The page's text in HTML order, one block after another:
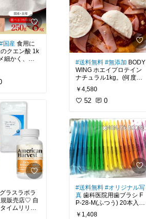
目的よりも、
境改善に使
す。
を与えてき
のですが、
あり、臭い
歯○病です
と次亜塩素
し始めまし
病の人なら
にほんの少
磨きをしま
、この乳酸
溶かし、全
行き渡らせ
す。
にしょっぱ
てしまうの
と乳酸菌で
#国産 食用に
クエン酸 1k
細かく、サ
ます。
風呂&掃除
のクエン酸
います。
て飲んでい
なくても溶
が掛かりま
医者いら
本がありま
ている人に
欲しいです
るかな？
ラスラボラ
規販売店♡ 自
イムリリー
ンC 1500m
数時間毎に飲むとより良
いです。
フレーバー付きは結構甘
いです。
でも、ノンフレーバーだ
けはやめた方が良いで
プロテインのノンフレー
バーを飲める人でも無理
だったりするのでいきな
ーバー付きでおやつ代わ
な？
おすすめは朝と夜です
が。
私は、一度に5～12gで、
日に6～7回飲んでます。
炭酸水に入れると美味し
いですよ。
因みに、プロテインやEA
A好きですが運動は大嫌
ん。
#送料無料 #無添加 BODY
WING ホエイプロテイン
ナチュラル1kg。(何度目
回はしばらく、いや、生
涯続けます。
ピ買いしました。
飲むだけでは飽きてくる
ので、卵と混ぜて1度焼
きピザ生地代わりにして
みました。焼く前なので
見た目悪いですが、大雑
把なもので、こんなもの
です。
中身ですが。
砂糖、合成甘味料、保存
料、着色料、香料、増粘
剤、消泡剤など一切何も
￥4,580
52 0
#送料無料 #オリジナル写
真 歯科医院用歯ブラシ F
P-28-M(ふつう) 20本入
￥1,408